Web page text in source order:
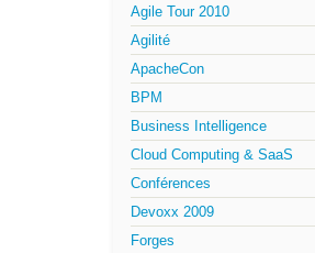
Agile Tour 2010
Agilité
ApacheCon
BPM
Business Intelligence
Cloud Computing & SaaS
Conférences
Devoxx 2009
Forges